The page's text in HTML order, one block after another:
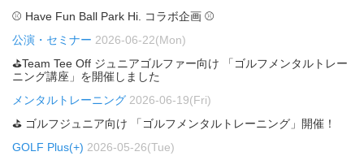
⚾ Have Fun Ball Park Hi. コラボ企画 ⚾
公演・セミナー 2026-06-22(Mon)
⛳Team Tee Off ジュニアゴルファー向け 「ゴルフメンタルトレー
ニング講座」を開催しました
メンタルトレーニング 2026-06-19(Fri)
⛳ ゴルフジュニア向け 「ゴルフメンタルトレーニング」開催！
GOLF Plus(+) 2026-05-26(Tue)